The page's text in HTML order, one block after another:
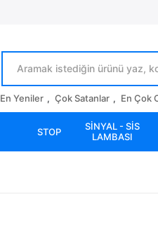
En Yeniler , Çok Satanlar , En Çok
STOP
SİNYAL - SİS
LAMBASI